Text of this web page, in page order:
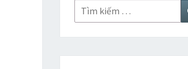
Tìm
kiếm: